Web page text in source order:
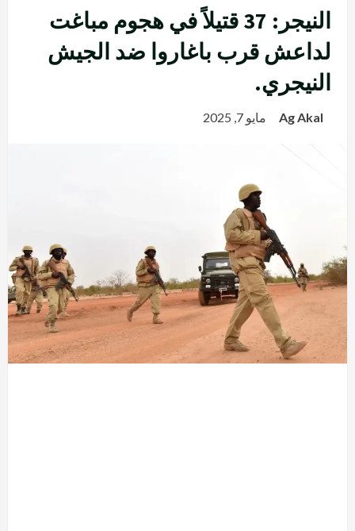
النيجر: 37 قتيلاً في هجوم مباغت
لداعش قرب باغاروا ضد الجيش
النيجري.
Ag Akal مايو 7, 2025